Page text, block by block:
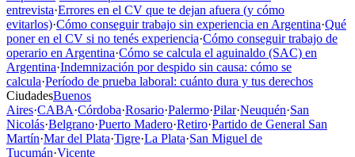
entrevista·Errores en el CV que te dejan afuera (y cómo
evitarlos)·Cómo conseguir trabajo sin experiencia en Argentina·Qué
poner en el CV si no tenés experiencia·Cómo conseguir trabajo de
operario en Argentina·Cómo se calcula el aguinaldo (SAC) en
Argentina·Indemnización por despido sin causa: cómo se
calcula·Período de prueba laboral: cuánto dura y tus derechos
CiudadesBuenos
Aires·CABA·Córdoba·Rosario·Palermo·Pilar·Neuquén·San
Nicolás·Belgrano·Puerto Madero·Retiro·Partido de General San
Martín·Mar del Plata·Tigre·La Plata·San Miguel de
Tucumán·Vicente